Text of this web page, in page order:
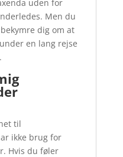
uden for
Men du
dig om at
en lang rejse
til
ikke brug for
Hvis du føler